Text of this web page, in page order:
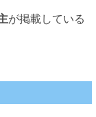
が掲載している